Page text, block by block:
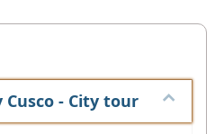
Cusco - City tour